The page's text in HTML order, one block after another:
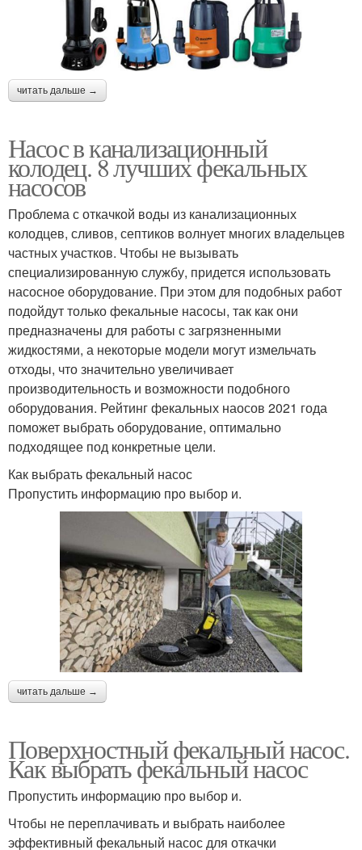
читать дальше →
Насос в канализационный
колодец. 8 лучших фекальных
насосов
Проблема с откачкой воды из канализационных
колодцев, сливов, септиков волнует многих владельцев
частных участков. Чтобы не вызывать
специализированную службу, придется использовать
насосное оборудование. При этом для подобных работ
подойдут только фекальные насосы, так как они
предназначены для работы с загрязненными
жидкостями, а некоторые модели могут измельчать
отходы, что значительно увеличивает
производительность и возможности подобного
оборудования. Рейтинг фекальных наосов 2021 года
поможет выбрать оборудование, оптимально
подходящее под конкретные цели.
Как выбрать фекальный насос
Пропустить информацию про выбор и.
читать дальше →
Поверхностный фекальный насос.
Как выбрать фекальный насос
Пропустить информацию про выбор и.
Чтобы не переплачивать и выбрать наиболее
эффективный фекальный насос для откачки